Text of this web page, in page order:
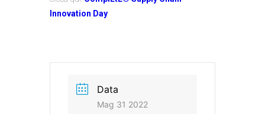
Innovation Day
Data
Mag 31 2022